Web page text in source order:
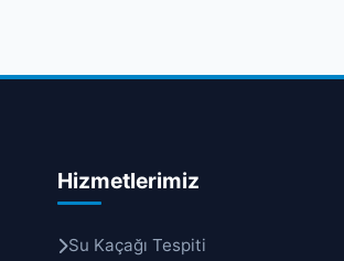
Hizmetlerimiz
Su Kaçağı Tespiti